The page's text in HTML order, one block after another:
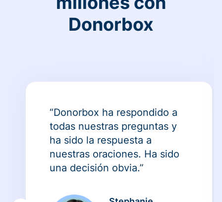
Donorbox
“Donorbox ha respondido a
todas nuestras preguntas y
ha sido la respuesta a
nuestras oraciones. Ha sido
una decisión obvia.”